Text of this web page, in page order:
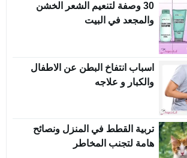
30 وصفة لتنعيم الشعر الخشن
والمجعد في البيت
اسباب انتفاخ البطن عن الاطفال
والكبار و علاجه
تربية القطط في المنزل ونصائح
هامة لتجنب المخاطر